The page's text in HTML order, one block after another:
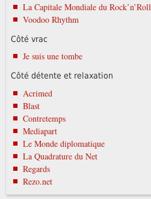
La Capitale Mondiale du Rock’n’Roll
Voodoo Rhythm
Côté vrac
Je suis une tombe
Côté détente et relaxation
Acrimed
Blast
Contretemps
Mediapart
Le Monde diplomatique
La Quadrature du Net
Regards
Rezo.net